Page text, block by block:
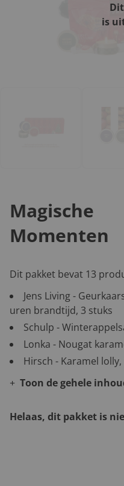
is
Magische
Momenten
Dit pakket bevat 13
Jens Living -
uren brandtijd, 3 stuks
Schulp -
Lonka - Nougat
Hirsch - Karamel
Toon de gehele
Helaas, dit pakket is